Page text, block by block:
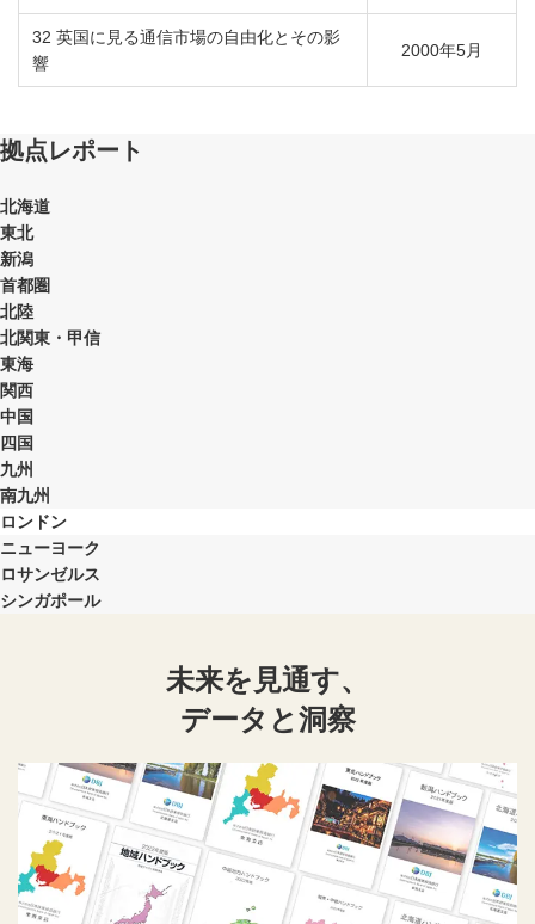
32 英国に見る通信市場の自由化とその影
響
2000年5月
拠点レポート
北海道
東北
新潟
首都圏
北陸
北関東・甲信
東海
関西
中国
四国
九州
南九州
ロンドン
ニューヨーク
ロサンゼルス
シンガポール
未来を見通す、
データと洞察